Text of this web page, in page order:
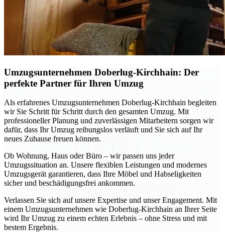
Umzugsunternehmen Doberlug-Kirchhain: Der
perfekte Partner für Ihren Umzug
Als erfahrenes Umzugsunternehmen Doberlug-Kirchhain begleiten
wir Sie Schritt für Schritt durch den gesamten Umzug. Mit
professioneller Planung und zuverlässigen Mitarbeitern sorgen wir
dafür, dass Ihr Umzug reibungslos verläuft und Sie sich auf Ihr
neues Zuhause freuen können.
Ob Wohnung, Haus oder Büro – wir passen uns jeder
Umzugssituation an. Unsere flexiblen Leistungen und modernes
Umzugsgerät garantieren, dass Ihre Möbel und Habseligkeiten
sicher und beschädigungsfrei ankommen.
Verlassen Sie sich auf unsere Expertise und unser Engagement. Mit
einem Umzugsunternehmen wie Doberlug-Kirchhain an Ihrer Seite
wird Ihr Umzug zu einem echten Erlebnis – ohne Stress und mit
bestem Ergebnis.